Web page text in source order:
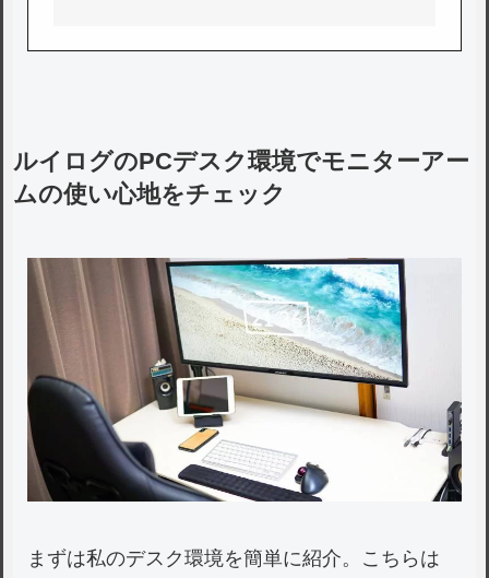
ルイログのPCデスク環境でモニターアー
ムの使い心地をチェック
まずは私のデスク環境を簡単に紹介。こちらは